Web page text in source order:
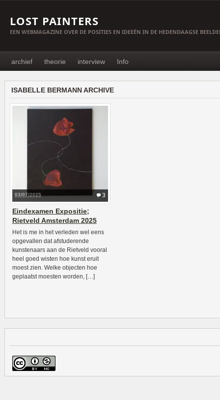
LOST PAINTERS
EEN WEBMAGAZINE OVER DE POSITIES EN IDEEËN IN DE HEDENDAAGSE
archief theorie interview Info
ISABELLE BERMANN ARCHIVE
3
03/07/2025
Eindexamen Expositie;
Rietveld Amsterdam 2025
Het is me in het verleden wel eens
opgevallen dat afstuderende
kunstenaars aan de Rietveld vooral
heel goed wisten hoe kunst eruit
moest zien. Welke objecten hoe
geplaatst moesten worden, […]